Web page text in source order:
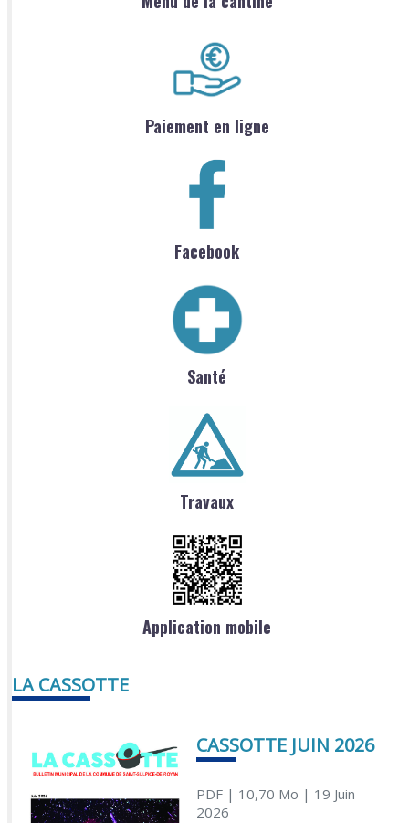
Paiement en ligne
Facebook
Santé
Travaux
Application mobile
LA CASSOTTE
CASSOTTE JUIN 2026
PDF| 10,70 Mo | 19 Juin
2026